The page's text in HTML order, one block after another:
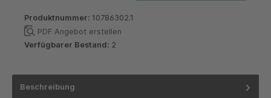
Produktnummer: 10786302.1
PDF Angebot erstellen
Verfügbarer Bestand: 2
Beschreibung